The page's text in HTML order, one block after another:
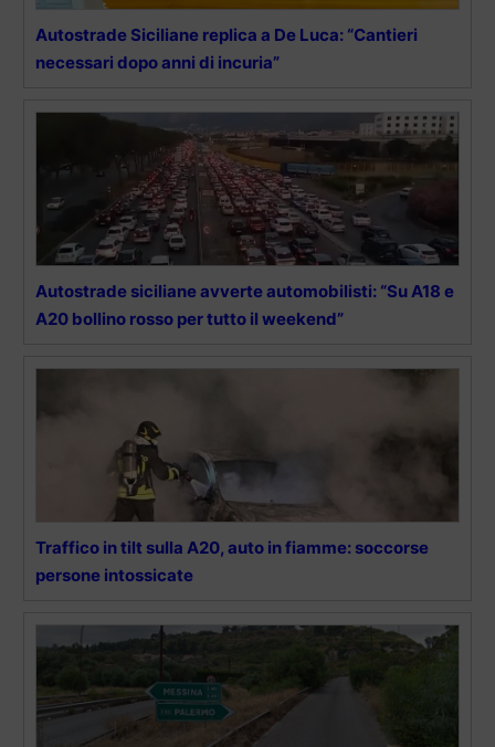
Autostrade Siciliane replica a De Luca: “Cantieri
necessari dopo anni di incuria”
Autostrade siciliane avverte automobilisti: “Su A18 e
A20 bollino rosso per tutto il weekend”
Traffico in tilt sulla A20, auto in fiamme: soccorse
persone intossicate